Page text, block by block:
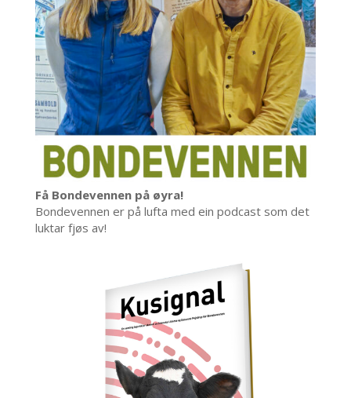
Få Bondevennen på øyra!
Bondevennen er på lufta med ein podcast som det
luktar fjøs av!